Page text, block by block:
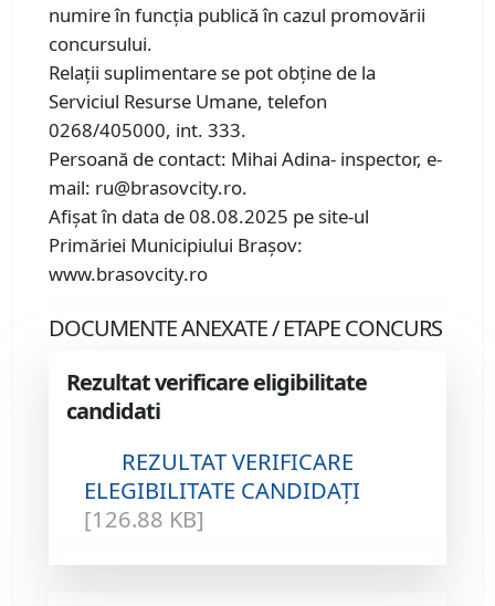
numire în funcția publică în cazul promovării
concursului.
Relații suplimentare se pot obține de la
Serviciul Resurse Umane, telefon
0268/405000, int. 333.
Persoană de contact: Mihai Adina- inspector, e-
mail: ru@brasovcity.ro.
Afișat în data de 08.08.2025 pe site-ul
Primăriei Municipiului Brașov:
www.brasovcity.ro
DOCUMENTE ANEXATE / ETAPE CONCURS
Rezultat verificare eligibilitate
candidati
REZULTAT VERIFICARE
ELEGIBILITATE CANDIDAȚI
[126.88 KB]